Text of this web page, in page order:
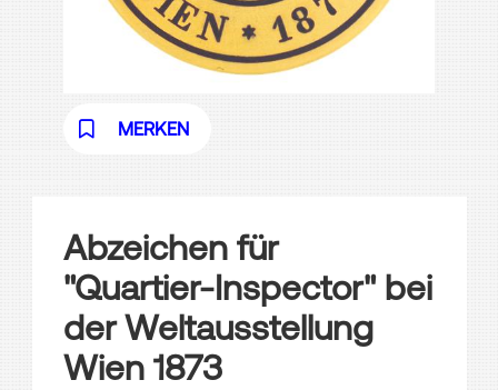
MERKEN
Abzeichen für
"Quartier-Inspector" bei
der Weltausstellung
Wien 1873